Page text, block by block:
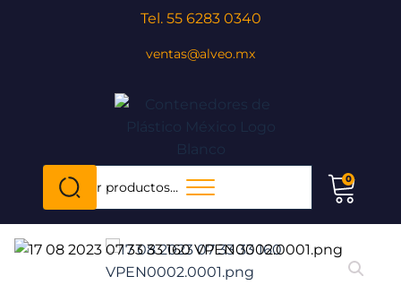
Tel. 55 6283 0340
ventas@alveo.mx
Buscar
por:
Cuando hay resultados autocompletados, 0